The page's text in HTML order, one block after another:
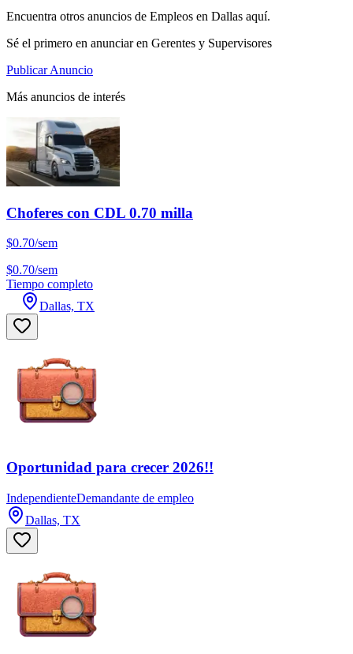
Encuentra otros anuncios de Empleos en Dallas aquí.
Sé el primero en anunciar en Gerentes y Supervisores
Publicar Anuncio
Más anuncios de interés
Choferes con CDL 0.70 milla
$0.70/sem
$0.70/sem
Tiempo completo
Dallas, TX
Oportunidad para crecer 2026!!
IndependienteDemandante de empleo
Dallas, TX